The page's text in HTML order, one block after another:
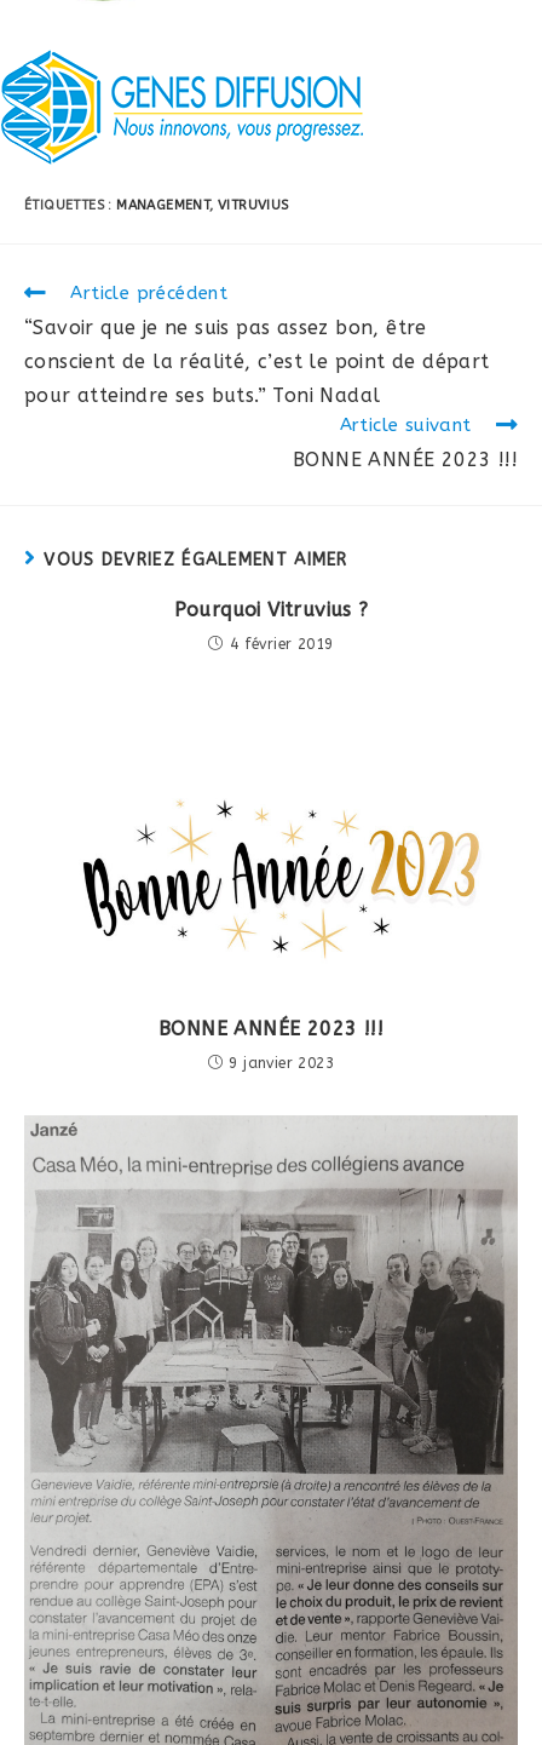
ÉTIQUETTES : MANAGEMENT, VITRUVIUS
Read
more
articles
Article précédent
“Savoir que je ne suis pas assez bon, être
conscient de la réalité, c’est le point de départ
pour atteindre ses buts.” Toni Nadal
Article suivant
BONNE ANNÉE 2023 !!!
VOUS DEVRIEZ ÉGALEMENT AIMER
Pourquoi Vitruvius ?
4 février 2019
BONNE ANNÉE 2023 !!!
9 janvier 2023